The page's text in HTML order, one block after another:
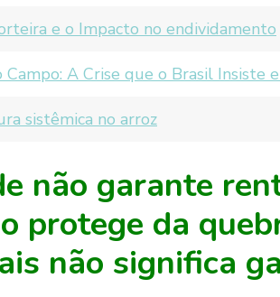
e o Impacto no endividamento
Campo: A Crise que o Brasil Insiste
sistêmica no arroz
não garante
protege da
não significa